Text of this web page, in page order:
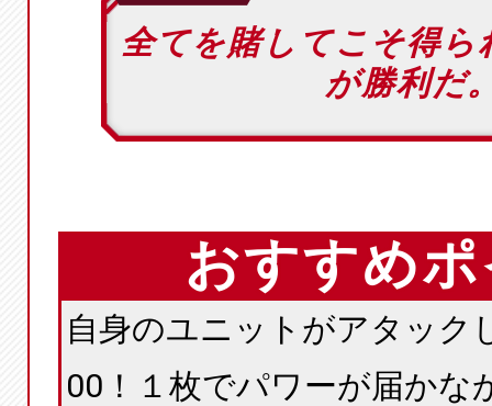
全てを賭してこそ得
が勝利だ
おすすめ
自身のユニットがアタック
00！１枚でパワーが届かな